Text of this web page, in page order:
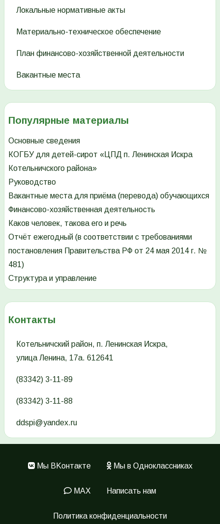
Локальные нормативные акты
Материально-техническое обеспечение
План финансово-хозяйственной деятельности
Вакантные места
Популярные материалы
Основные сведения
КОГБУ для детей-сирот «ЦПД п. Ленинская Искра
Котельничского района»
Руководство
Вакантные места для приёма (перевода) обучающихся
Финансово-хозяйственная деятельность
Каков человек, такова его и речь
Отчёт ежегодный (в соответствии с требованиями
постановления Правительства РФ от 24 мая 2014 г. №
481)
Структура и управление
Контакты
Котельничский район, п. Ленинская Искра,
улица Ленина, 17а. 612641
(83342) 3-11-89
(83342) 3-11-88
ddspi@yandex.ru
Меню
Мы ВKонтакте Мы в Одноклассниках
MAX Написать нам
Политика конфиденциальности